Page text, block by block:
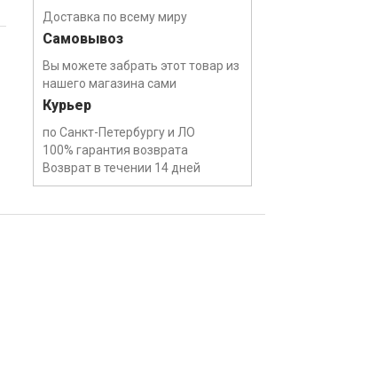
Доставка по всему миру
Самовывоз
Вы можете забрать этот товар из
нашего магазина сами
Курьер
по Санкт-Петербургу и ЛО
100% гарантия возврата
Возврат в течении 14 дней